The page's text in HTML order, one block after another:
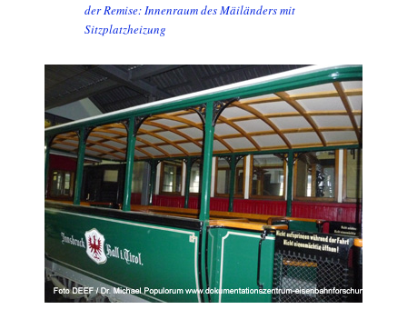
der Remise: Innenraum des Mäiländers mit
Sitzplatzheizung